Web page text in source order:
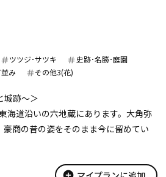
ツツジ･サツキ
史跡･名勝･庭園
み
その他3(花)
城跡〜＞
海道沿いの六地蔵にあります。大角弥
商の昔の姿をそのまま今に留めてい